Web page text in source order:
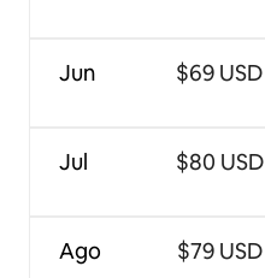
Jun
Jul
Ago
$69 USD
$80 USD
$79 USD